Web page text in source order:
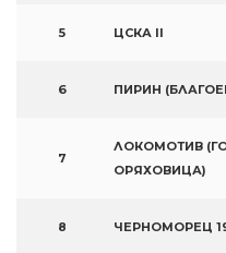
5 ЦСКА II
6 ПИРИН
7
ЛОКОМОТИВ
ОРЯХОВИЦА)
8 ЧЕРНОМОРЕЦ